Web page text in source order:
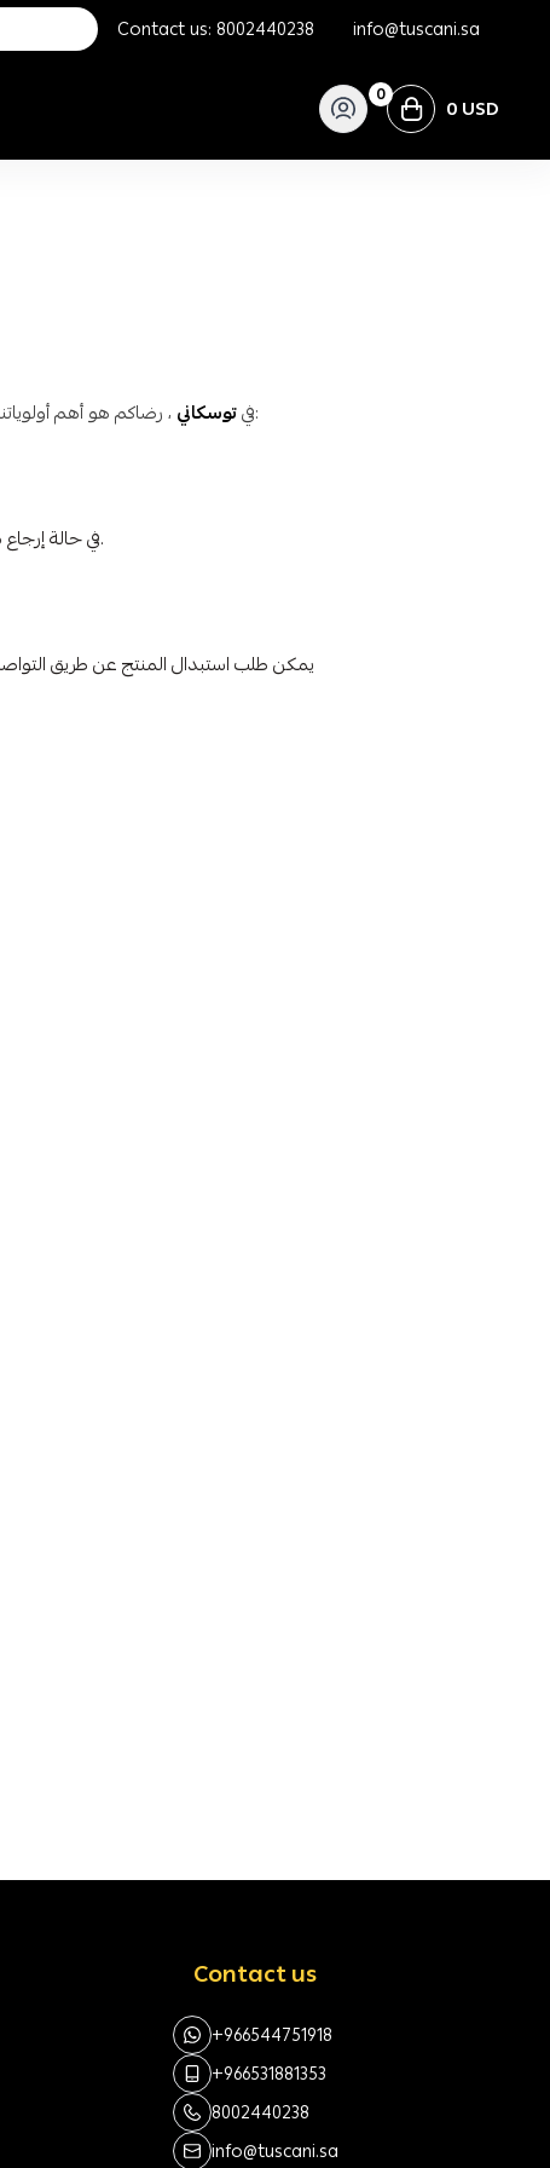
Contact us: 8002440238 info@tuscani.sa
0 0 USD
فيتوسكاني ، رضاكم هو أهم أولوياتنا. نسعى دائمًا لتقديم أفضل خدمة لضمان تجربة تسوق مميزة ومريحة لكم. إليكم تفاصيل سياسة الاستبدال والاسترجاع:
في حالة، وسيتم خصمها من المبلغ المسترد.
يمكن طلب استبدال المنتج عن طريق
Contact us
+966544751918
+966531881353
8002440238
info@tuscani.sa